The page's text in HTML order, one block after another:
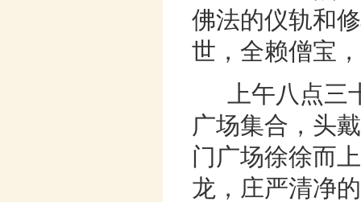
佛法的仪轨和
世，全赖僧宝
上午八点三
广场集合，头
门广场徐徐而
龙，庄严清净